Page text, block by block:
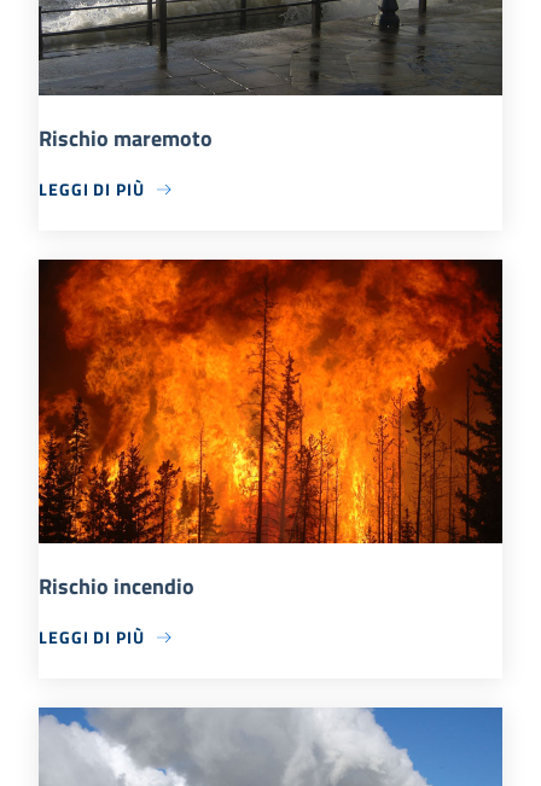
Rischio maremoto
LEGGI DI PIÙ
Rischio incendio
LEGGI DI PIÙ